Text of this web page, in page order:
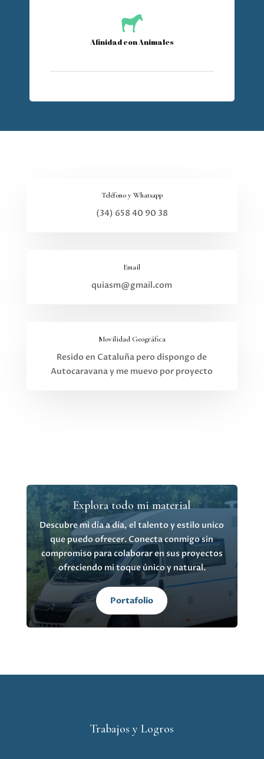

Afinidad con Animales
Teléfono y Whatsapp
(34) 658 40 90 38
Email
quiasm@gmail.com
Movilidad Geográfica
Resido en Cataluña pero dispongo de
Autocaravana y me muevo por proyecto
Explora todo mi material
Descubre mi día a día, el talento y estilo unico
que puedo ofrecer. Conecta conmigo sin
compromiso para colaborar en sus proyectos
ofreciendo mi toque único y natural.
Portafolio
Trabajos y Logros